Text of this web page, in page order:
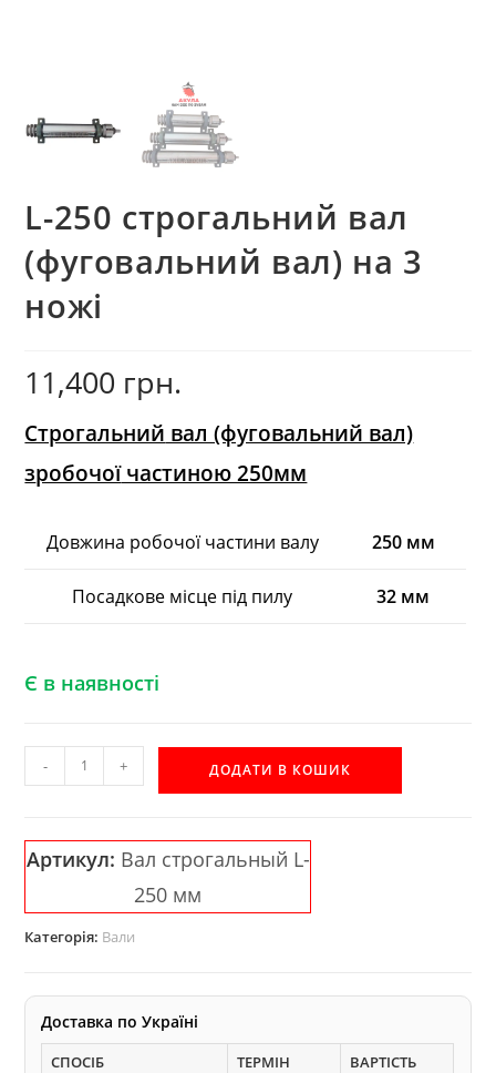
L-250 строгальний вал
(фуговальний вал) на 3
ножі
11,400 грн.
Строгальний вал (фуговальний вал)
зробочоїчастиною 250мм
Довжина робочої частини валу 250 мм
Посадкове місце під пилу 32 мм
Є в наявності
250
вал
(фуговальний
кількість
- + ДОДАТИ В КОШИК
Артикул: Вал строгальный L-
250 мм
Категорія: Вали
Доставка по Україні
СПОСІБ ТЕРМІН
ВАРТІСТЬ